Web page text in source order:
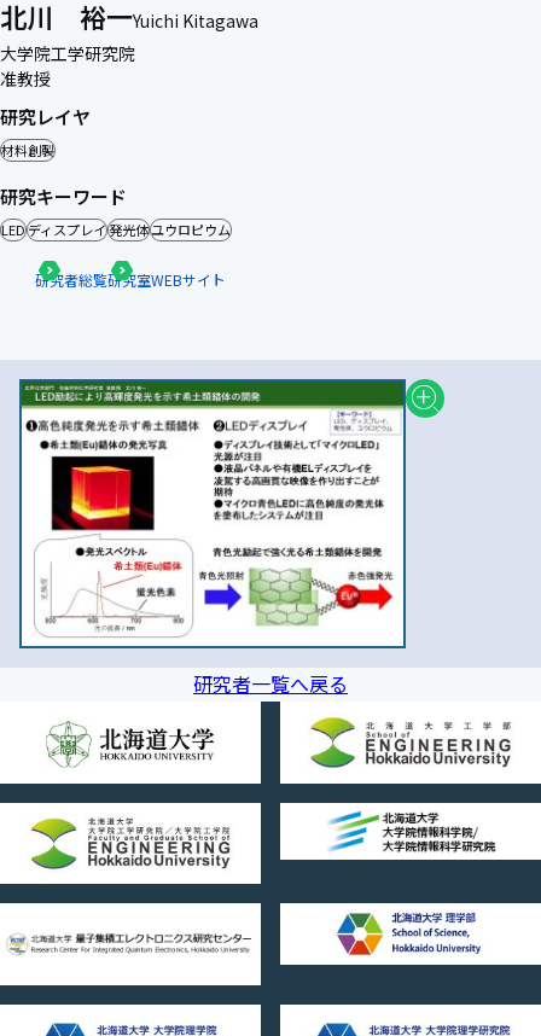
北川 裕一Yuichi Kitagawa
大学院工学研究院
准教授
研究レイヤ
材料創製
研究キーワード
LEDディスプレイ発光体ユウロピウム
研究者総覧研究室WEBサイト
研究者一覧へ戻る